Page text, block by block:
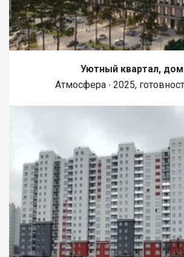
Уютный квартал, дом
Атмосфера ∙ 2025,